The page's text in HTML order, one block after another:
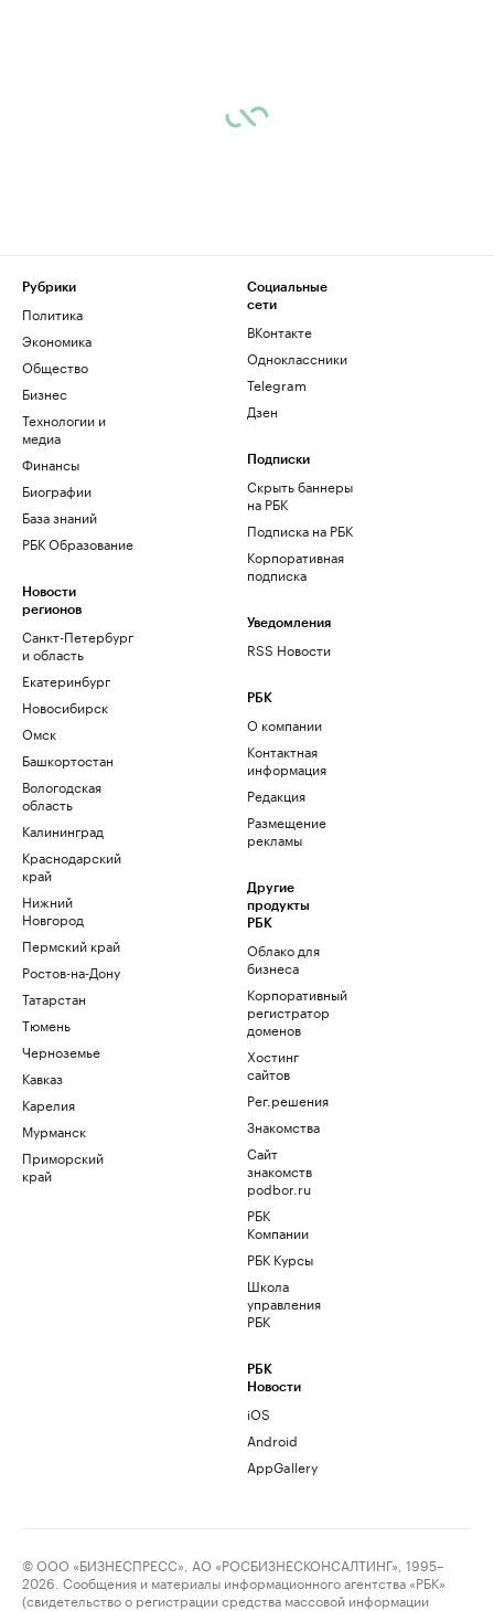
Рубрики
Политика
Экономика
Общество
Бизнес
Технологии и
медиа
Финансы
Биографии
База знаний
РБК Образование
Новости
регионов
Санкт-Петербург
и область
Екатеринбург
Новосибирск
Омск
Башкортостан
Вологодская
область
Калининград
Краснодарский
край
Нижний
Новгород
Пермский край
Ростов-на-Дону
Татарстан
Тюмень
Черноземье
Кавказ
Карелия
Мурманск
Приморский
край
Социальные
сети
ВКонтакте
Одноклассники
Telegram
Дзен
Подписки
Скрыть баннеры
на РБК
Подписка на РБК
Корпоративная
подписка
Уведомления
RSS Новости
РБК
О компании
Контактная
информация
Редакция
Размещение
рекламы
Другие
продукты
РБК
Облако для
бизнеса
Корпоративный
регистратор
доменов
Хостинг
сайтов
Рег.решения
Знакомства
Сайт
знакомств
podbor.ru
РБК
Компании
РБК Курсы
Школа
управления
РБК
РБК
Новости
iOS
Android
AppGallery
© ООО «БИЗНЕСПРЕСС», АО «РОСБИЗНЕСКОНСАЛТИНГ», 1995–
2026. Сообщения и материалы информационного агентства «РБК»
(свидетельство о регистрации средства массовой информации